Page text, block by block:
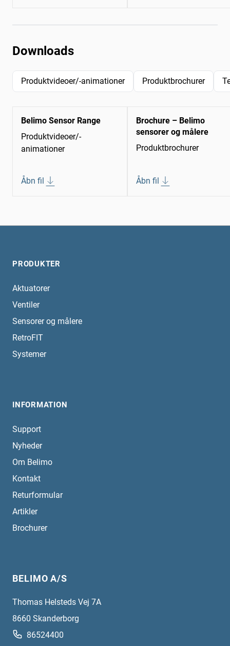
Downloads
Produktvideoer/-animationer Produktbrochurer
Belimo Sensor Range
Produktvideoer/-
animationer
Åbn fil
Brochure – Belimo
sensorer og målere
Produktbrochurer
Åbn fil
PRODUKTER
Aktuatorer
Ventiler
Sensorer og målere
RetroFIT
Systemer
INFORMATION
Support
Nyheder
Om Belimo
Kontakt
Returformular
Artikler
Brochurer
BELIMO A/S
Thomas Helsteds Vej 7A
8660 Skanderborg
86524400